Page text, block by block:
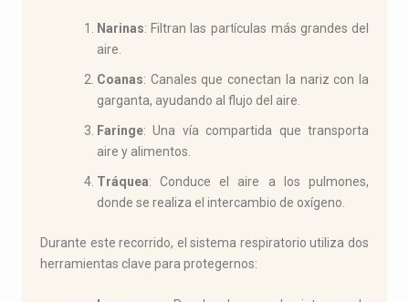
Narinas: Filtran las partículas más grandes del
aire.
Coanas: Canales que conectan la nariz con la
garganta, ayudando al flujo del aire.
Faringe: Una vía compartida que transporta
aire y alimentos.
Tráquea: Conduce el aire a los pulmones,
donde se realiza el intercambio de oxígeno.
Durante este recorrido, el sistema respiratorio utiliza dos
herramientas clave para protegernos: